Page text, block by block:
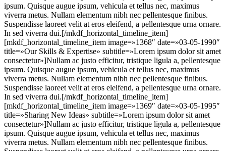
ipsum. Quisque augue ipsum, vehicula et tellus nec, maximus
viverra metus. Nullam elementum nibh nec pellentesque finibus.
Suspendisse laoreet velit at eros eleifend, a pellentesque urna ornare.
In sed viverra dui.[/mkdf_horizontal_timeline_item]
[mkdf_horizontal_timeline_item image=»1368″ date=»03-05-1990″
title=»Our Skills & Expertise» subtitle=»Lorem ipsum dolor sit amet
consectetur»]Nullam ac justo efficitur, tristique ligula a, pellentesque
ipsum. Quisque augue ipsum, vehicula et tellus nec, maximus
viverra metus. Nullam elementum nibh nec pellentesque finibus.
Suspendisse laoreet velit at eros eleifend, a pellentesque urna ornare.
In sed viverra dui.[/mkdf_horizontal_timeline_item]
[mkdf_horizontal_timeline_item image=»1369″ date=»03-05-1995″
title=»Sharing New Ideas» subtitle=»Lorem ipsum dolor sit amet
consectetur»]Nullam ac justo efficitur, tristique ligula a, pellentesque
ipsum. Quisque augue ipsum, vehicula et tellus nec, maximus
viverra metus. Nullam elementum nibh nec pellentesque finibus.